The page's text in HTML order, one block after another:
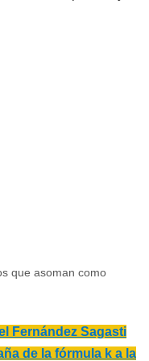
que asoman como
Fernández Sagasti
de la fórmula k a la